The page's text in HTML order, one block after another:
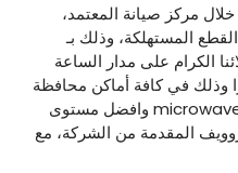
مركز صيانة المعتمد،
المستهلكة، وذلك بـ
الكرام على مدار الساعة
وذلك في كافة أماكن محافظة
المحلة الكبرى لتصليح اعطال الـ microwave وافضل مستوى
المقدمة من الشركة، مع